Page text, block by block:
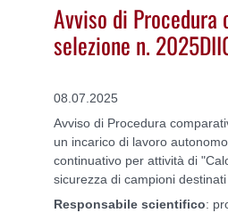
Avviso di Procedura
selezione n.
08.07.2025
Avviso di Procedura
un incarico di lavoro
continuativo per attività di
sicurezza di campioni
Responsabile scientifico: